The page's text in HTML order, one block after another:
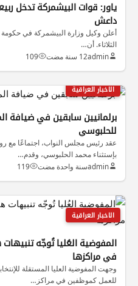
ياور: قوات البيشمركة تدخل
داعش
أعلن وكيل وزارة البيشمركة في حكومة
الثلاثاء. أن…
admin12 سنة مضت 109
الاخبار العراقية
برلمانيين سابقين في ضيافة
للحلبوسي
عقد رئيس مجلس النواب، اجتماعًا مع
بإستثناء محمد الحلبوسي، وقدم…
adminسنة واحدة مضت 119
الاخبار العراقية
المفوضية العُليا تُوجّه
في مراكزها
وجهت المفوضية العليا المستقلة
للعمل كموظفين في مراكز…